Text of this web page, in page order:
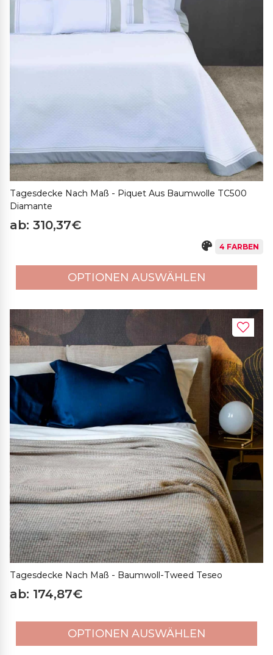
Tagesdecke Nach Maß - Piquet Aus Baumwolle TC500
Diamante
ab: 310,37€
4 FARBEN
OPTIONEN AUSWÄHLEN
Tagesdecke Nach Maß - Baumwoll-Tweed Teseo
ab: 174,87€
OPTIONEN AUSWÄHLEN